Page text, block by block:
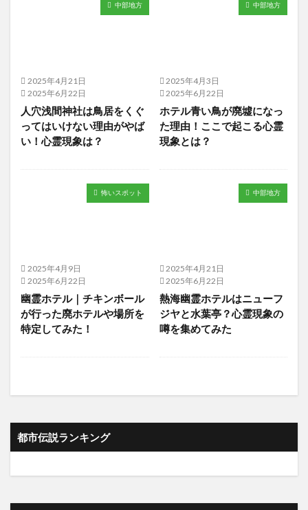
中部地方
2025年4月21日
2025年6月22日
人穴浅間神社は鳥居をくぐ
ってはいけない理由がやば
い！心霊現象は？
中部地方
2025年4月3日
2025年6月22日
ホテル青い鳥が廃墟になっ
た理由！ここで起こる心霊
現象とは？
怖いスポット
2025年4月9日
2025年6月22日
幽霊ホテル｜チキンボール
が行った廃ホテルや場所を
特定してみた！
中部地方
2025年4月21日
2025年6月22日
熱海幽霊ホテルはニューフ
ジヤと水葉亭？心霊現象の
噂を集めてみた
都市伝説ランキング